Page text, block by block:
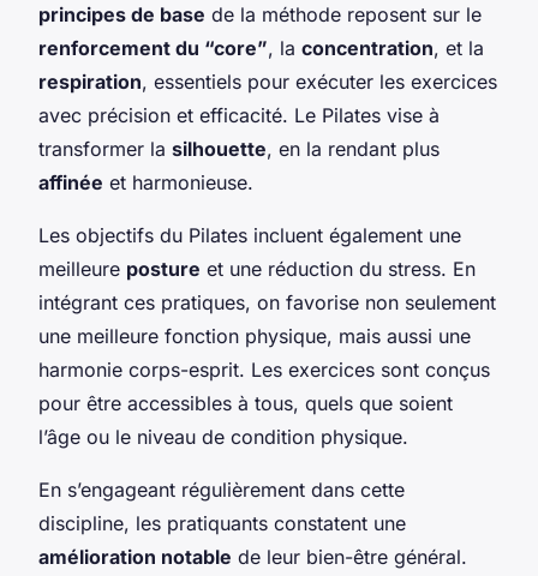
principes de base de la méthode reposent sur le
renforcement du “core”, la concentration, et la
respiration, essentiels pour exécuter les exercices
avec précision et efficacité. Le Pilates vise à
transformer la silhouette, en la rendant plus
affinée et harmonieuse.
Les objectifs du Pilates incluent également une
meilleure posture et une réduction du stress. En
intégrant ces pratiques, on favorise non seulement
une meilleure fonction physique, mais aussi une
harmonie corps-esprit. Les exercices sont conçus
pour être accessibles à tous, quels que soient
l’âge ou le niveau de condition physique.
En s’engageant régulièrement dans cette
discipline, les pratiquants constatent une
amélioration notable de leur bien-être général.